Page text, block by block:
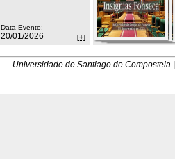
Data Evento:
20/01/2026 [+]
Universidade de Santiago de